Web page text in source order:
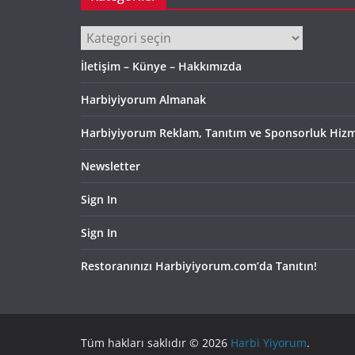
Kategoriler
İletişim – Künye – Hakkımızda
Harbiyiyorum Almanak
Harbiyiyorum Reklam, Tanıtım ve Sponsorluk
Newsletter
Sign In
Sign In
Restoranınızı Harbiyiyorum.com’da Tanıtın!
Tüm hakları saklıdır © 2026 Harbi Yiyorum.